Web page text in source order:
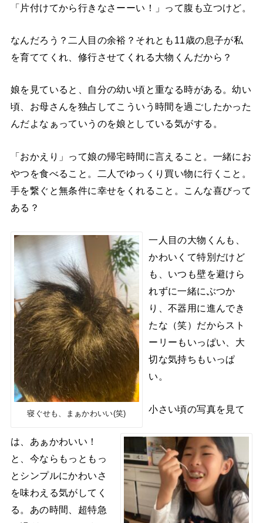
「片付けてから行きなさーーい！」って腹も立つけど。
なんだろう？二人目の余裕？それとも11歳の息子が私
を育ててくれ、修行させてくれる大物くんだから？
娘を見ていると、自分の幼い頃と重なる時がある。幼い
頃、お母さんを独占してこういう時間を過ごしたかった
んだよなぁっていうのを娘としている気がする。
「おかえり」って娘の帰宅時間に言えること。一緒にお
やつを食べること。二人でゆっくり買い物に行くこと。
手を繋ぐと無条件に幸せをくれること。こんな喜びって
ある？
寝ぐせも、まぁかわいい(笑)
一人目の大物くんも、
かわいくて特別だけど
も、いつも壁を避けら
れずに一緒にぶつか
り、不器用に進んでき
たな（笑）だからスト
ーリーもいっぱい、大
切な気持ちもいっぱ
い。
小さい頃の写真を見て
は、あぁかわいい！
と、今ならもっともっ
とシンプルにかわいさ
を味わえる気がしてく
る。あの時間、超特急